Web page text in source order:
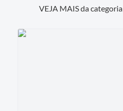
VEJA MAIS da categoria